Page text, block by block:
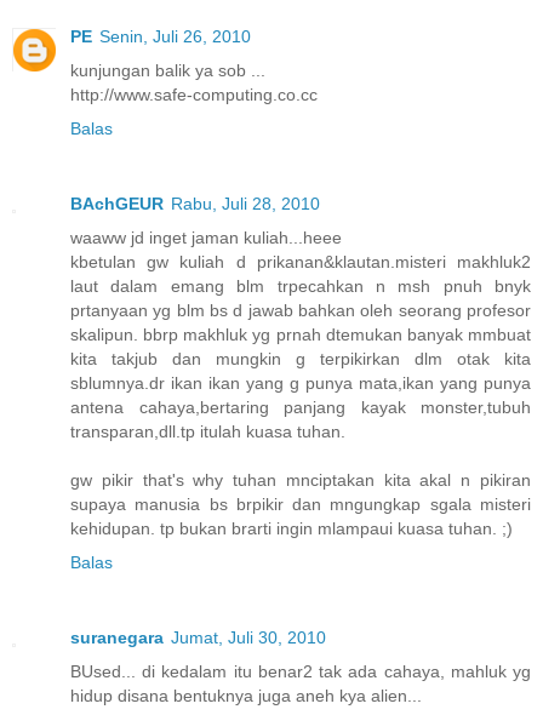
PE Senin, Juli 26, 2010
kunjungan balik ya sob ...
http://www.safe-computing.co.cc
Balas
BAchGEUR Rabu, Juli 28, 2010
waaww jd inget jaman kuliah...heee
kbetulan gw kuliah d prikanan&klautan.misteri makhluk2
laut dalam emang blm trpecahkan n msh pnuh bnyk
prtanyaan yg blm bs d jawab bahkan oleh seorang profesor
skalipun. bbrp makhluk yg prnah dtemukan banyak mmbuat
kita takjub dan mungkin g terpikirkan dlm otak kita
sblumnya.dr ikan ikan yang g punya mata,ikan yang punya
antena cahaya,bertaring panjang kayak monster,tubuh
transparan,dll.tp itulah kuasa tuhan.
gw pikir that's why tuhan mnciptakan kita akal n pikiran
supaya manusia bs brpikir dan mngungkap sgala misteri
kehidupan. tp bukan brarti ingin mlampaui kuasa tuhan. ;)
Balas
suranegara Jumat, Juli 30, 2010
BUsed... di kedalam itu benar2 tak ada cahaya, mahluk yg
hidup disana bentuknya juga aneh kya alien...